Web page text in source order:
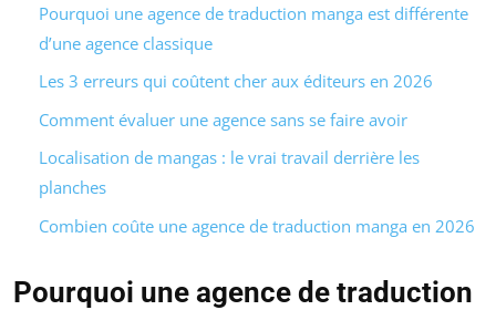
Pourquoi une agence de traduction manga est différente
d’une agence classique
Les 3 erreurs qui coûtent cher aux éditeurs en 2026
Comment évaluer une agence sans se faire avoir
Localisation de mangas : le vrai travail derrière les
planches
Combien coûte une agence de traduction manga en 2026
Pourquoi une agence de traduction